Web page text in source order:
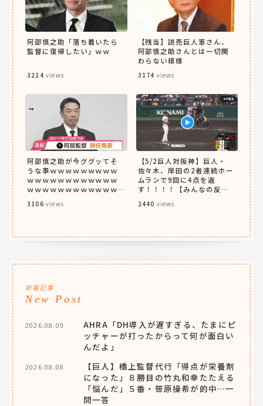
阿部慎之助「落ち着いたら
監督に復帰したい」ｗｗ
3214 views
【残当】読売巨人軍さん、
阿部慎之助さんとは一切関
わらない模様
3174 views
阿部慎之助が今ググッてそ
うな事ｗｗｗｗｗｗｗｗｗ
ｗｗｗｗｗｗｗｗｗｗｗｗ
ｗｗｗｗｗｗｗｗｗｗｗｗ
3106 views
【5/2巨人対阪神】巨人・
佐々木、岸田の2者連続ホー
ムランで9回に4点を返
す！！！！【みんなの反
2440 views
新着記事
New Post
AHRA「DH導入が遅すぎる、たまにピ
ッチャーが打ったからって何が面白い
んだよ」
2026.08.09
【巨人】橋上監督代行「得点が栄養剤
になった」８勝目の竹丸和幸たたえる
「悩んだ」５番・笹原操希が的中…一
問一答
2026.08.08